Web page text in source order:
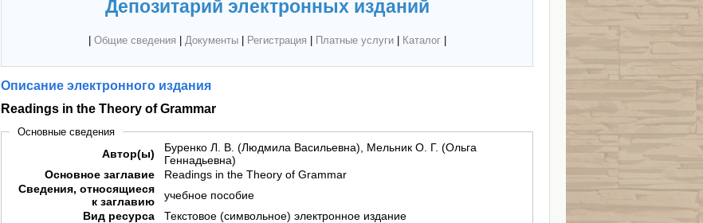
Депозитарий электронных изданий
Общие сведения Документы| Регистрация Платные услуги| Каталог|
Описание электронного издания
Readings in the Theory of Grammar
Основные сведения
Автор(ы)
Буренко Л. В. (Людмила Васильевна), Мельник О. Г. (Ольга
Геннадьевна)
Основное заглавие
Readings in the Theory of Grammar
Сведения, относящиеся
к заглавию
учебное пособие
Вид ресурса
Текстовое (символьное) электронное издание